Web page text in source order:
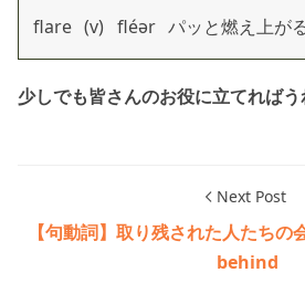
flare (v) fléər パッと燃え上が
少しでも皆さんのお役に立てればう
Next Post
【句動詞】取り残された人たち
behind